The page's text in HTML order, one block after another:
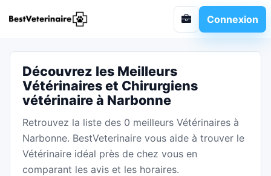
Connexion
Découvrez les Meilleurs
Vétérinaires et Chirurgiens
vétérinaire à Narbonne
Retrouvez la liste des 0 meilleurs Vétérinaires à
Narbonne. BestVeterinaire vous aide à trouver le
Vétérinaire idéal près de chez vous en
comparant les avis et les horaires.